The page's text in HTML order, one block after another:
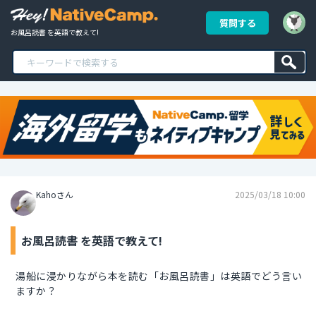
お風呂読書 を英語で教えて!
質問する
Kahoさん 2025/03/18 10:00
お風呂読書 を英語で教えて!
湯船に浸かりながら本を読む「お風呂読書」は英語でどう言い
ますか？